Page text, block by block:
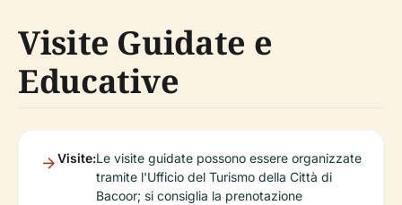
Visite Guidate e
Educative
Visite:Le visite guidate possono essere organizzate
tramite l'Ufficio del Turismo della Città di
Bacoor; si consiglia la prenotazione